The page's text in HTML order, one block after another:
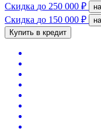
Скидка до 250 000 ₽
Скидка до 150 000 ₽
Купить в кредит